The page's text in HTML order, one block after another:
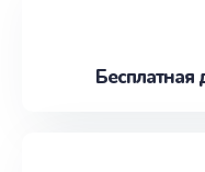
Бесплатная